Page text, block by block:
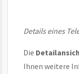
Details eines
Die
Ihnen weitere